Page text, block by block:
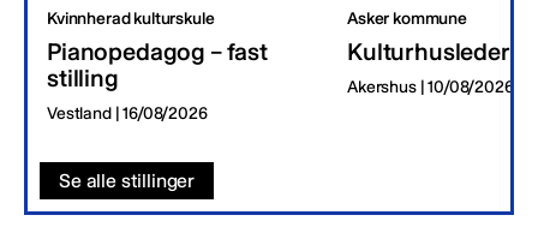
Kvinnherad kulturskule
Pianopedagog – fast
stilling
Vestland | 16/08/2026
Asker kommune
Kulturhusleder
Akershus | 10/08/2026
Se alle stillinger